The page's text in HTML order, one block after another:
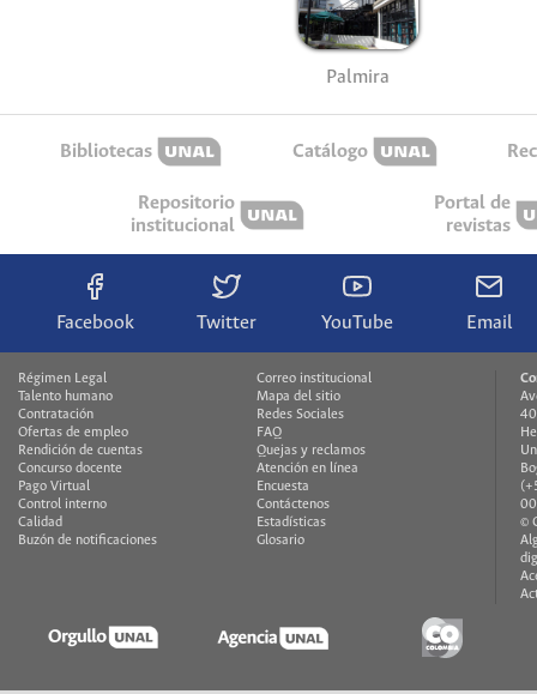
Palmira
Bibliotecas Catálogo
Repositorio
institucional
Portal de
revistas
Facebook Twitter YouTube Email
Régimen Legal
Talento humano
Contratación
Ofertas de empleo
Rendición de cuentas
Concurso docente
Pago Virtual
Control interno
Calidad
Buzón de notificaciones
Correo institucional
Mapa del sitio
Redes Sociales
FAQ
Quejas y reclamos
Atención en línea
Encuesta
Contáctenos
Estadísticas
Glosario
©